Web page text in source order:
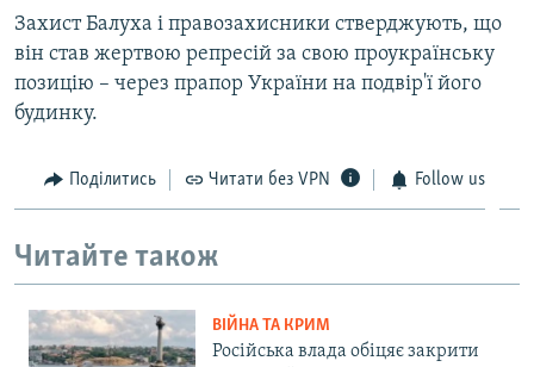
Захист Балуха і правозахисники стверджують, що
він став жертвою репресій за свою проукраїнську
позицію – через прапор України на подвір'ї його
будинку.
Поділитись Читати без VPN Follow us
Читайте також
ВІЙНА ТА КРИМ
Російська влада обіцяє закрити